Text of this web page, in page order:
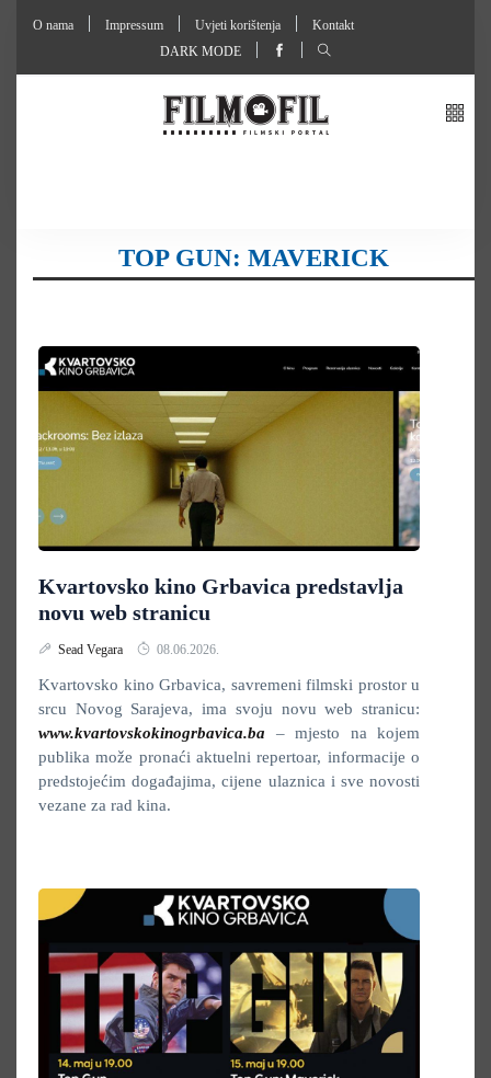
O nama Impressum Uvjeti korištenja
Kontakt
DARK MODE
TOP GUN: MAVERICK
Kvartovsko kino Grbavica predstavlja
novu web stranicu
Sead Vegara 08.06.2026.
Kvartovsko kino Grbavica, savremeni filmski prostor u
srcu Novog Sarajeva, ima svoju novu web stranicu:
www.kvartovskokinogrbavica.ba – mjesto na kojem
publika može pronaći aktuelni repertoar, informacije o
predstojećim događajima, cijene ulaznica i sve novosti
vezane za rad kina.